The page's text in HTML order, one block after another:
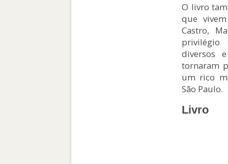
O livro
que
Castro,
privilégio
diversos
tornaram
um rico
São Paulo.
Livro